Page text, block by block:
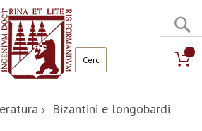
Bizantini e longobardi